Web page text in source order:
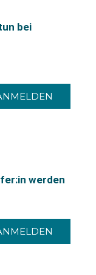
bei
werden